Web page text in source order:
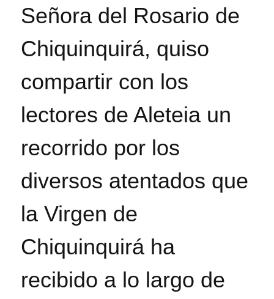
Señora del Rosario de
Chiquinquirá, quiso
compartir con los
lectores de Aleteia un
recorrido por los
diversos atentados que
la Virgen de
Chiquinquirá ha
recibido a lo largo de